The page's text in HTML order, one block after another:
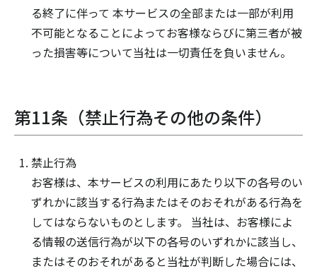
る終了に伴って 本サービスの全部または一部が利用
不可能となることによってお客様ならびに第三者が被
った損害等について当社は一切責任を負いません。
第11条（禁止行為その他の条件）
禁止行為
お客様は、本サービスの利用にあたり以下の各号のい
ずれかに該当する行為またはそのおそれがある行為を
してはならないものとします。 当社は、お客様によ
る情報の送信行為が以下の各号のいずれかに該当し、
またはそのおそれがあると当社が判断した場合には、